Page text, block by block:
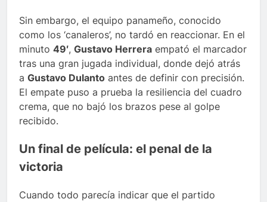
Sin embargo, el equipo panameño, conocido
como los ‘canaleros’, no tardó en reaccionar. En el
minuto 49′, Gustavo Herrera empató el marcador
tras una gran jugada individual, donde dejó atrás
a Gustavo Dulanto antes de definir con precisión.
El empate puso a prueba la resiliencia del cuadro
crema, que no bajó los brazos pese al golpe
recibido.
Un final de película: el penal de la
victoria
Cuando todo parecía indicar que el partido